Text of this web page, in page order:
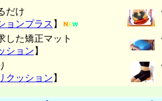
だけ
ョンプラス 】
した矯正マット
ション 】
クッション 】